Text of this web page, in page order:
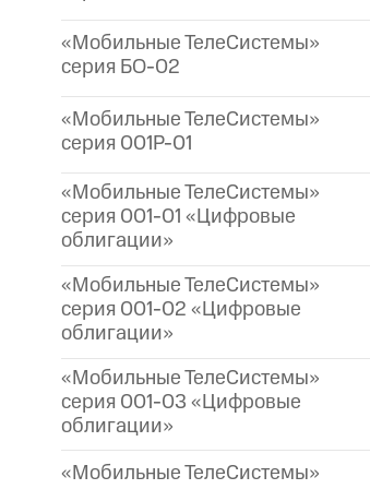
«Мобильные ТелеСистемы»
серия БО-02
«Мобильные ТелеСистемы»
серия 001P-01
«Мобильные ТелеСистемы»
серия 001-01 «Цифровые
облигации»
«Мобильные ТелеСистемы»
серия 001-02 «Цифровые
облигации»
«Мобильные ТелеСистемы»
серия 001-03 «Цифровые
облигации»
«Мобильные ТелеСистемы»